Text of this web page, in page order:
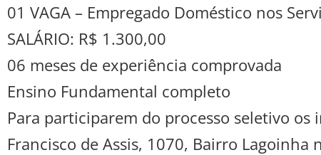
01 VAGA – Empregado Doméstico nos
SALÁRIO: R$ 1.300,00
06 meses de experiência comprovada
Ensino Fundamental completo
Para participarem do processo seletivo os
Francisco de Assis, 1070, Bairro